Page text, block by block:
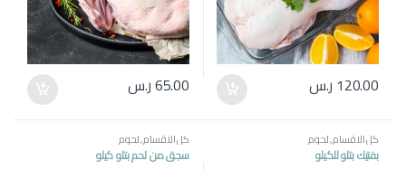
120.00 ر.س 65.00ر.س
كل الاقسام,لحوم
بفتيك بتلو للكيلو
كل الاقسام,لحوم
سجق من لحم بتلو كيلو